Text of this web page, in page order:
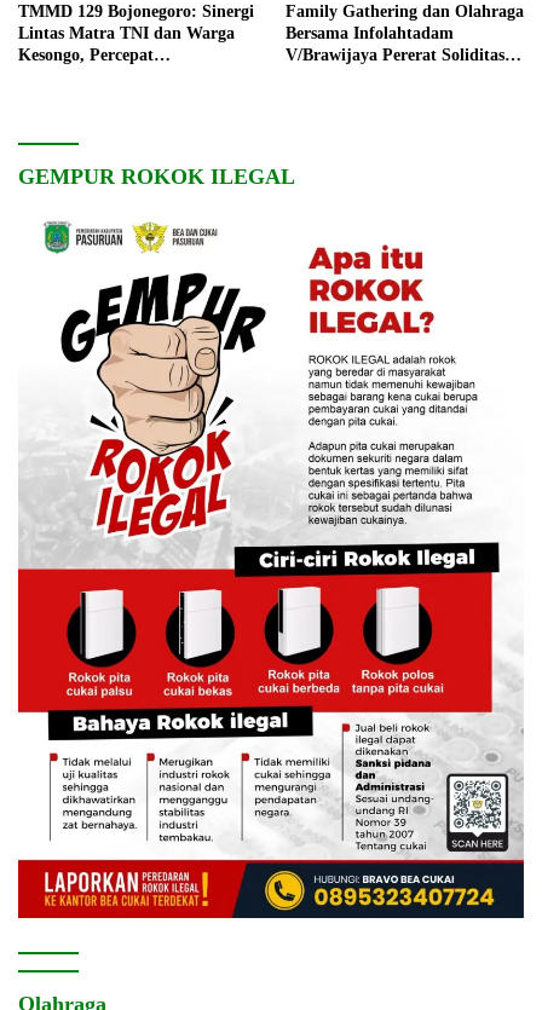
TMMD 129 Bojonegoro: Sinergi
Lintas Matra TNI dan Warga
Kesongo, Percepat
Family Gathering dan Olahraga
Bersama Infolahtadam
V/Brawijaya Pererat Soliditas
GEMPUR ROKOK ILEGAL
Olahraga